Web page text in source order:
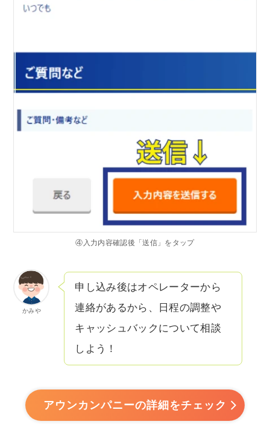
④入力内容確認後「送信」をタップ
かみや
申し込み後はオペレーターから
連絡があるから、日程の調整や
キャッシュバックについて相談
しよう！
アウンカンパニーの詳細をチェック